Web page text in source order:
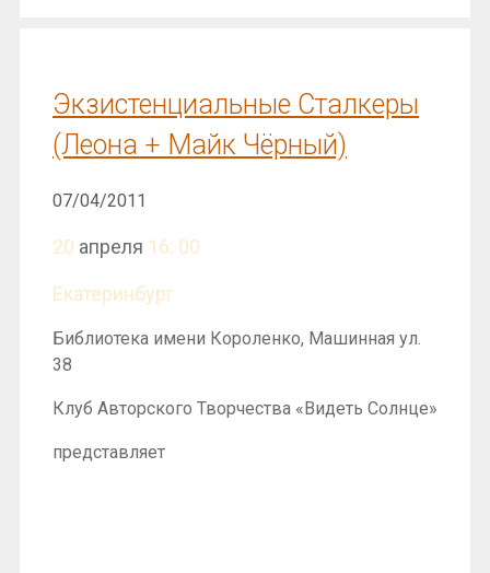
Экзистенциальные Сталкеры
(Леона + Майк Чёрный)
07/04/2011
20 апреля 16: 00
Екатеринбург
Библиотека имени Короленко, Машинная ул.
38
Клуб Авторского Творчества «Видеть Солнце»
представляет